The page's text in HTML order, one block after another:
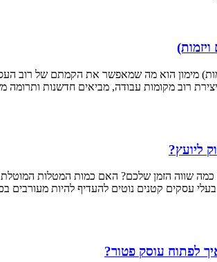
רוב מקומות עבודה, מביאים חדשנות
ליועץ?
שווה הזמן שלכם? האם כמות המטלות המוטלת
עסקים קטנים נוטים להעדיף להיות
לפתוח עוסק פטור?